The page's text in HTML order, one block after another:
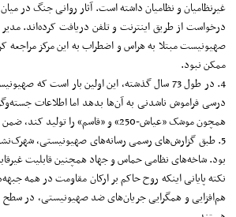
درخواست از طریق اینترنت و تلفن دریافت کرده‌اند.
صهیونیست مبتلا به هراس و اضطراب به این مرکز مراجعه
ممکن نبود.
4. در طول 73 سال گذشته، این اولین بار
همچون موشک «عیاش-250» و «قاسم» را تولید کند، ضمن اینکه در ساخت اکثر تسلیحات سبک و متوسط نیز به خودکفایی چشمگیری دست‌یافته است.
5. طبق گزارش‌های رسمی رسانه‌های صهیونیستی،
بود. شاخه‌های نظامی حماس و جهاد همچنین قابلیت
نکته پایانی اینکه روح حاکم بر ارکان مقاومت در همه